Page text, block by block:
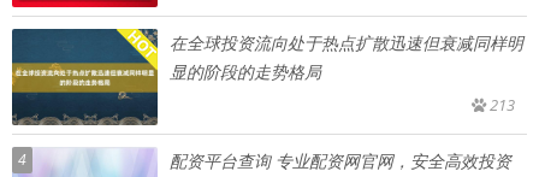
在全球投资流向处于热点扩散迅速但衰减同样明
显的阶段的走势格局
213
4
配资平台查询 专业配资网官网，安全高效投资